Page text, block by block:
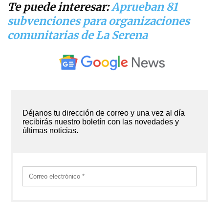
Te puede interesar:Aprueban 81
subvenciones para organizaciones
comunitarias de La Serena